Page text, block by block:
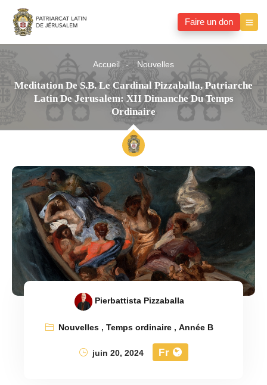
Faire un don
Accueil Nouvelles
Meditation De S.B. Le Cardinal Pizzaballa, Patriarche
Latin De Jerusalem: XII Dimanche Du Temps
Ordinaire
Pierbattista Pizzaballa
Nouvelles,Temps ordinaire,Année B
juin 20, 2024
Fr